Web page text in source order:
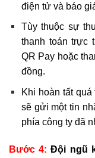
điện tử và báo
Tùy thuộc sự
thanh toán trực
QR Pay hoặc
đồng.
Khi hoàn tất
sẽ gửi một tin
phía công ty đã
Bước 4: Đội ngũ